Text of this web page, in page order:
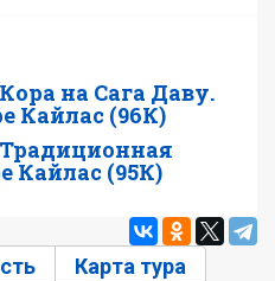
на Сага Даву.
Кайлас (96К)
Кайлас (95К)
Карта тура